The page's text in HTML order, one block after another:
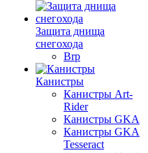
Защита днища
снегохода
Brp
Канистры
Канистры Art-
Rider
Канистры GKA
Канистры GKA
Tesseract